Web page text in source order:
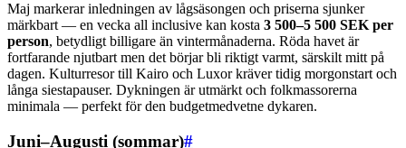
Maj markerar inledningen av lågsäsongen och priserna sjunker
märkbart — en vecka all inclusive kan kosta 3 500–5 500 SEK per
person, betydligt billigare än vintermånaderna. Röda havet är
fortfarande njutbart men det börjar bli riktigt varmt, särskilt mitt på
dagen. Kulturresor till Kairo och Luxor kräver tidig morgonstart och
långa siestapauser. Dykningen är utmärkt och folkmassorerna
minimala — perfekt för den budgetmedvetne dykaren.
Juni–Augusti (sommar)#